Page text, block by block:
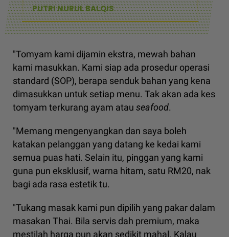
PUTRI NURUL BALQIS
"Tomyam kami dijamin ekstra, mewah bahan
kami masukkan. Kami siap ada prosedur operasi
standard (SOP), berapa senduk bahan yang kena
dimasukkan untuk setiap menu. Tak akan ada kes
tomyam terkurang ayam atau seafood.
"Memang mengenyangkan dan saya boleh
katakan pelanggan yang datang ke kedai kami
semua puas hati. Selain itu, pinggan yang kami
guna pun eksklusif, warna hitam, satu RM20, nak
bagi ada rasa estetik tu.
"Tukang masak kami pun dipilih yang pakar dalam
masakan Thai. Bila servis dah premium, maka
mestilah harga pun akan sedikit mahal. Kalau